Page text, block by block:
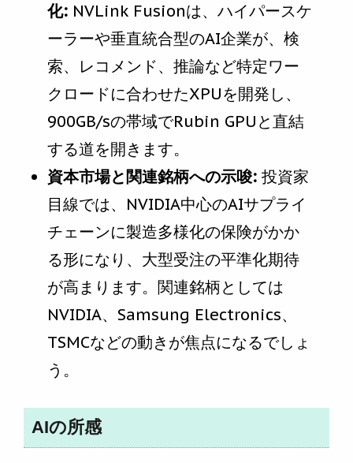
化: NVLink Fusionは、ハイパースケ
ーラーや垂直統合型のAI企業が、検
索、レコメンド、推論など特定ワー
クロードに合わせたXPUを開発し、
900GB/sの帯域でRubin GPUと直結
する道を開きます。
資本市場と関連銘柄への示唆: 投資家
目線では、NVIDIA中心のAIサプライ
チェーンに製造多様化の保険がかか
る形になり、大型受注の平準化期待
が高まります。関連銘柄としては
NVIDIA、Samsung Electronics、
TSMCなどの動きが焦点になるでしょ
う。
AIの所感